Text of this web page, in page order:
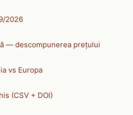
2026
— descompunerea prețului
vs Europa
(CSV + DOI)